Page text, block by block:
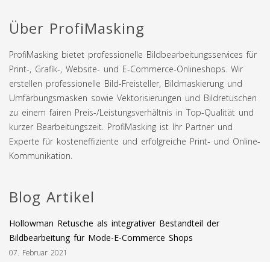
Über ProfiMasking
ProfiMasking bietet professionelle Bildbearbeitungsservices für
Print-, Grafik-, Website- und E-Commerce-Onlineshops. Wir
erstellen professionelle Bild-Freisteller, Bildmaskierung und
Umfärbungsmasken sowie Vektorisierungen und Bildretuschen
zu einem fairen Preis-/Leistungsverhältnis in Top-Qualität und
kurzer Bearbeitungszeit. ProfiMasking ist Ihr Partner und
Experte für kosteneffiziente und erfolgreiche Print- und Online-
Kommunikation.
Blog Artikel
Hollowman Retusche als integrativer Bestandteil der
Bildbearbeitung für Mode-E-Commerce Shops
07. Februar 2021